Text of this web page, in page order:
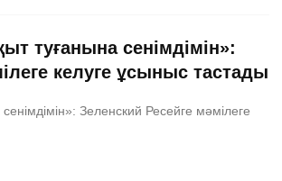
туғанына сенімдімін»:
келуге ұсыныс тастады
Зеленский Ресейге мәмілеге